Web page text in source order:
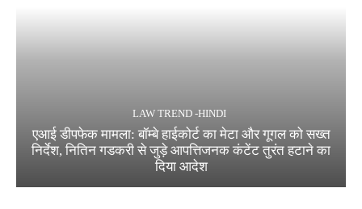
LAW TREND -HINDI
एआई डीपफेक मामला: बॉम्बे हाईकोर्ट का मेटा और गूगल को सख्त
निर्देश, नितिन गडकरी से जुड़े आपत्तिजनक कंटेंट तुरंत हटाने का
दिया आदेश